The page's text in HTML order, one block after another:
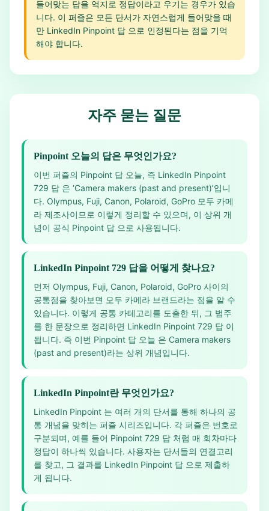
들어맞는 답을 억지로 정답이라고 우기는 경우가 있습
니다. 이 퍼즐은 모든 단서가 자연스럽게 들어맞을 때
만 LinkedIn Pinpoint 답 으로 인정된다는 점을 기억
해야 합니다.
자주 묻는 질문
Pinpoint 오늘의 답은 무엇인가요?
이번 퍼즐의 Pinpoint 답 오늘, 즉 LinkedIn Pinpoint
729 답 은 ‘Camera makers (past and present)’입니
다. Olympus, Fuji, Canon, Polaroid, GoPro 모두 카메
라 제조사이므로 이렇게 정리할 수 있으며, 이 상위 개
념이 공식 Pinpoint 답 으로 사용됩니다.
LinkedIn Pinpoint 729 답을 어떻게 찾나요?
먼저 Olympus, Fuji, Canon, Polaroid, GoPro 사이의
공통점을 찾아보면 모두 카메라 브랜드라는 점을 알 수
있습니다. 이렇게 공통 카테고리를 도출한 뒤, 그 범주
를 한 문장으로 정리하면 LinkedIn Pinpoint 729 답 이
됩니다. 즉 이번 Pinpoint 답 오늘 은 Camera makers
(past and present)라는 상위 개념입니다.
LinkedIn Pinpoint란 무엇인가요?
LinkedIn Pinpoint 는 여러 개의 단서를 통해 하나의 공
통 개념을 맞히는 퍼즐 시리즈입니다. 각 퍼즐은 번호로
구분되며, 예를 들어 Pinpoint 729 답 처럼 매 회차마다
정답이 하나씩 있습니다. 사용자는 단서들의 연결고리
를 찾고, 그 결과를 LinkedIn Pinpoint 답 으로 제출하
게 됩니다.